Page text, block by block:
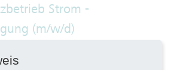
Strom -
(m/w/d)